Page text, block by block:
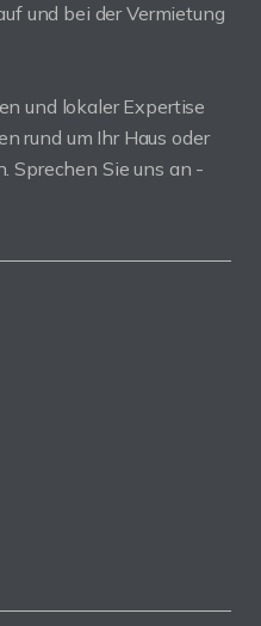
und bei der Vermietung
und lokaler Expertise
rund um Ihr Haus oder
Sprechen Sie uns an -